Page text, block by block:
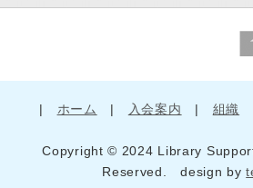
| ホーム | 入会案内 | 組織
Copyright © 2024 Library
Reserved. design by